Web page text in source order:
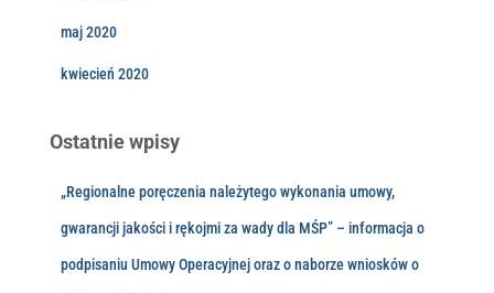
maj 2020
kwiecień 2020
Ostatnie wpisy
„Regionalne poręczenia należytego wykonania umowy,
gwarancji jakości i rękojmi za wady dla MŚP” – informacja o
podpisaniu Umowy Operacyjnej oraz o naborze wniosków o